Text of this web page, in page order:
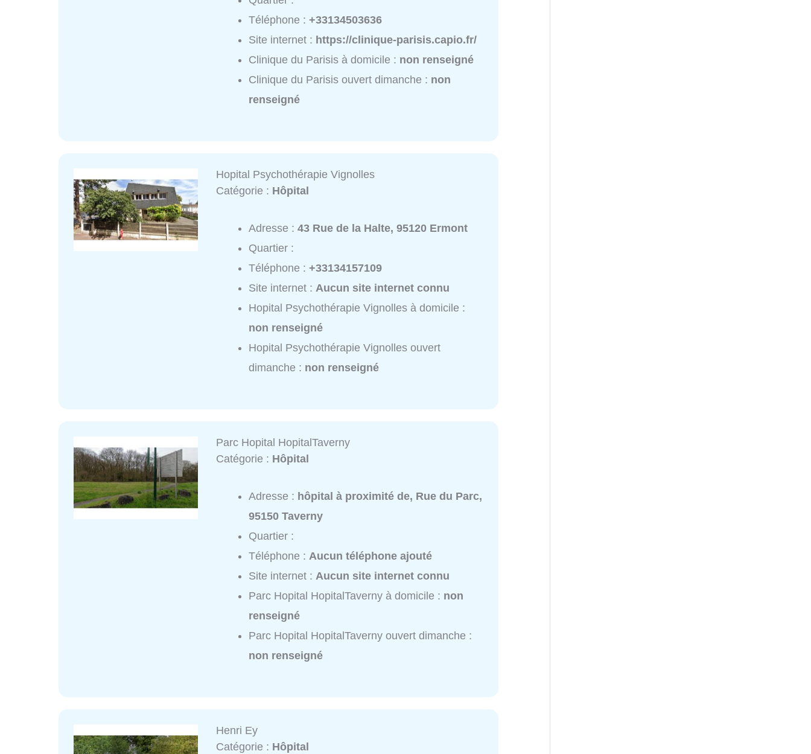
Téléphone :+33134503636
Site internet : https://clinique-parisis.capio.fr/
Clinique du Parisis à domicile : non renseigné
Clinique du Parisis ouvert dimanche : non
renseigné
Hopital Psychothérapie Vignolles
Catégorie : Hôpital
Adresse :43 Rue de la Halte, 95120 Ermont
Quartier :
Téléphone :+33134157109
Site internet : Aucun site internet connu
Hopital Psychothérapie Vignolles à domicile :
non renseigné
Hopital Psychothérapie Vignolles ouvert
dimanche : non renseigné
Parc Hopital HopitalTaverny
Catégorie : Hôpital
Adresse : hôpital à proximité de, Rue du Parc,
95150 Taverny
Quartier :
Téléphone : Aucun téléphone ajouté
Site internet : Aucun site internet connu
Parc Hopital HopitalTaverny à domicile : non
renseigné
Parc Hopital HopitalTaverny ouvert dimanche :
non renseigné
Henri Ey
Catégorie : Hôpital